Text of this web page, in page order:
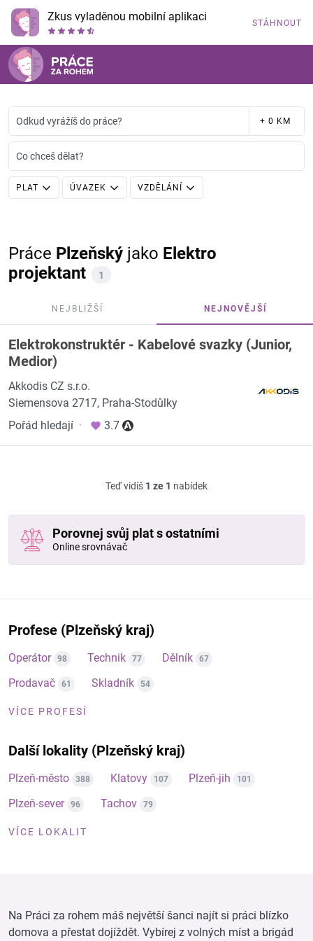
Zkus vyladěnou mobilní aplikaci STÁHNOUT
Odkud vyrážíš do práce? + 0 KM
Co chceš dělat?
PLAT ÚVAZEK VZDĚLÁNÍ
Práce Plzeňský jako Elektro
projektant
1
NEJBLIŽŠÍ NEJNOVĚJŠÍ
Elektrokonstruktér - Kabelové svazky (Junior,
Medior)
Akkodis CZ s.r.o.
Siemensova 2717, Praha-Stodůlky
Pořád hledají · 3.7
Teď vidíš 1 ze 1 nabídek
Porovnej svůj plat s ostatními
Online srovnávač
Profese (Plzeňský kraj)
Operátor 98 Technik 77 Dělník 67
Prodavač 61 Skladník 54
VÍCE PROFESÍ
Další lokality (Plzeňský kraj)
Plzeň-město 388 Klatovy 107 Plzeň-jih 101
Plzeň-sever 96 Tachov 79
VÍCE LOKALIT
Na Práci za rohem máš největší šanci najít si práci blízko
domova a přestat dojíždět. Vybírej z volných míst a brigád